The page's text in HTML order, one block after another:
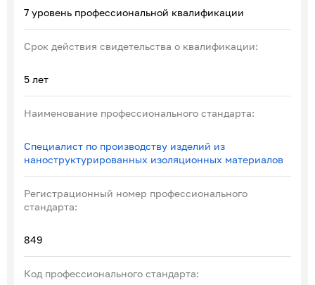
7 уровень профессиональной квалификации
Срок действия свидетельства о квалификации:
5 лет
Наименование профессионального стандарта:
Специалист по производству изделий из
наноструктурированных изоляционных материалов
Регистрационный номер профессионального
стандарта:
849
Код профессионального стандарта: